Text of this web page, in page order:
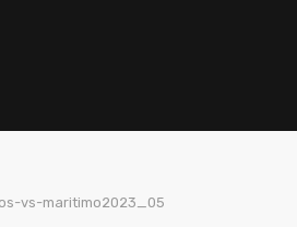
vs-maritimo2023_05